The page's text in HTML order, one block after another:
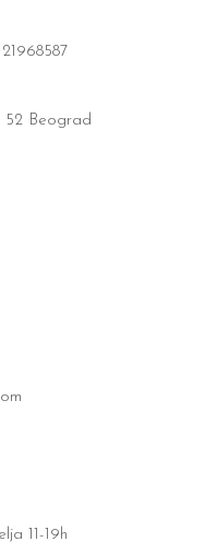
52 Beograd
11-19h